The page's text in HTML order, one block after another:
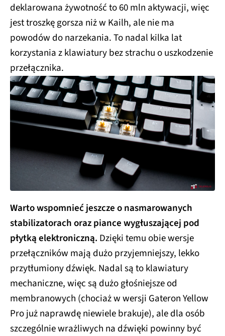
deklarowana żywotność to 60 mln aktywacji, więc
jest troszkę gorsza niż w Kailh, ale nie ma
powodów do narzekania. To nadal kilka lat
korzystania z klawiatury bez strachu o uszkodzenie
przełącznika.
Warto wspomnieć jeszcze o nasmarowanych
stabilizatorach oraz piance wygłuszającej pod
płytką elektroniczną. Dzięki temu obie wersje
przełączników mają dużo przyjemniejszy, lekko
przytłumiony dźwięk. Nadal są to klawiatury
mechaniczne, więc są dużo głośniejsze od
membranowych (chociaż w wersji Gateron Yellow
Pro już naprawdę niewiele brakuje), ale dla osób
szczególnie wrażliwych na dźwięki powinny być